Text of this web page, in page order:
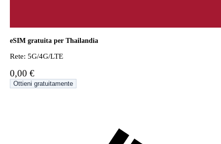
eSIM gratuita per Thailandia
Rete: 5G/4G/LTE
0,00 €
Ottieni gratuitamente